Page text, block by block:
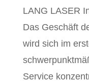
LANG LASER
Das Geschäft
wird sich im
Service